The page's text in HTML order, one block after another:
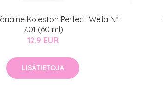
Koleston Perfect Wella Nº
7.01 (60 ml)
12.9 EUR
LISÄTIETOJA